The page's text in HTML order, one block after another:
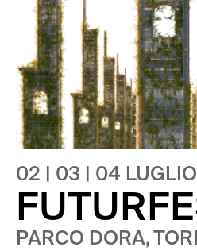
02 | 03 | 04
PARCO DORA,